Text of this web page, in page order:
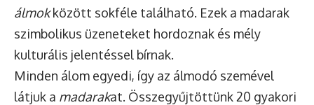
álmokközött sokféle található. Ezek a madarak
szimbolikus üzeneteket hordoznak és mély
kulturális jelentéssel bírnak.
Minden álom egyedi, így az álmodó szemével
látjuk a madarakat. Összegyűjtöttünk 20 gyakori